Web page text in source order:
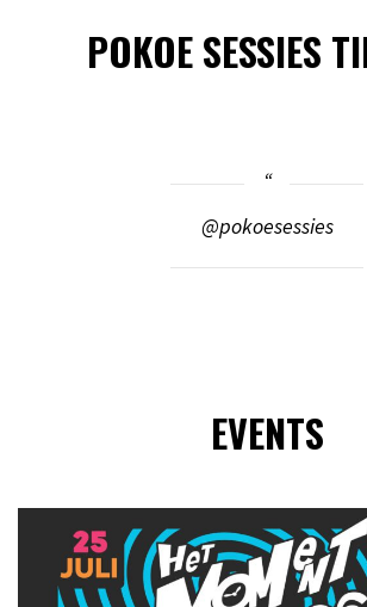
POKOE SESSIES
@pokoesessies
EVENTS